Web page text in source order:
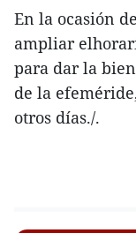
En la ocasión
ampliar
para dar la
de la
otros días./.